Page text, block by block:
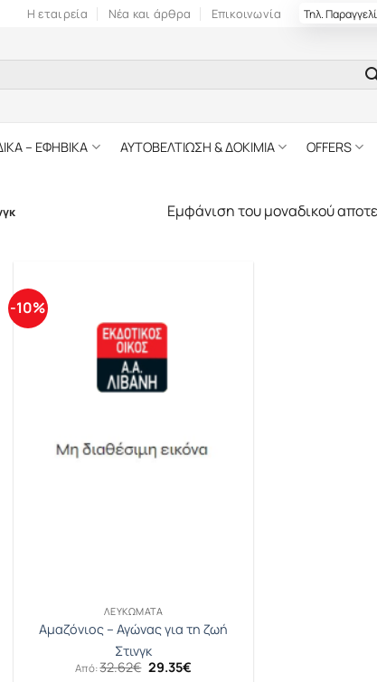
Η εταιρεία Νέα και άρθρα Επικοινωνία Τηλ.
– ΕΦΗΒΙΚΑ ΑΥΤΟΒΕΛΤΙΩΣΗ & ΔΟΚΙΜΙΑ OFFERS
Εμφάνιση του μοναδικού
-10%
ΛΕΥΚΏΜΑΤΑ
Αμαζόνιος – Αγώνας για τη ζωή
Στινγκ
Από:32.62€ Original
29.35€Η